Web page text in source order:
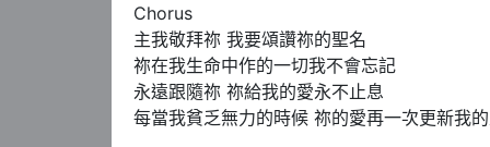
Chorus
主我敬拜祢 我要頌讚祢的聖名
祢在我生命中作的一切我不會忘記
永遠跟隨祢 祢給我的愛永不止息
每當我貧乏無力的時候 祢的愛再一次更新我